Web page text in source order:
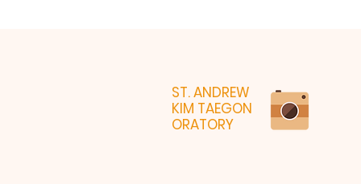
ST. ANDREW
KIM TAEGON
ORATORY